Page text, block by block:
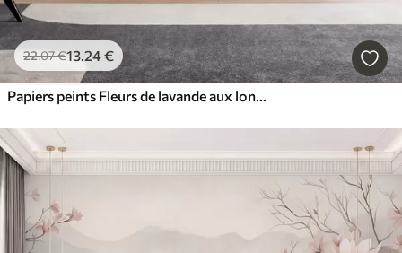
22.07€13.24€
Papiers peints Fleurs de lavande aux longues tiges et feuilles, œuvre d'art aux textures douces aux tons pastel